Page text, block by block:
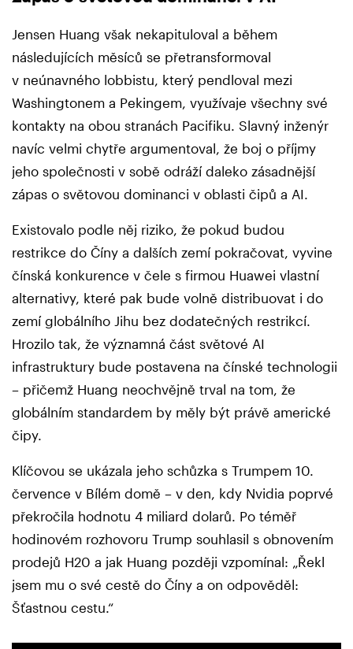
Jensen Huang však nekapituloval a během
následujících měsíců se přetransformoval
v neúnavného lobbistu, který pendloval mezi
Washingtonem a Pekingem, využívaje všechny své
kontakty na obou stranách Pacifiku. Slavný inženýr
navíc velmi chytře argumentoval, že boj o příjmy
jeho společnosti v sobě odráží daleko zásadnější
zápas o světovou dominanci v oblasti čipů a AI.
Existovalo podle něj riziko, že pokud budou
restrikce do Číny a dalších zemí pokračovat, vyvine
čínská konkurence v čele s firmou Huawei vlastní
alternativy, které pak bude volně distribuovat i do
zemí globálního Jihu bez dodatečných restrikcí.
Hrozilo tak, že významná část světové AI
infrastruktury bude postavena na čínské technologii
– přičemž Huang neochvějně trval na tom, že
globálním standardem by měly být právě americké
čipy.
Klíčovou se ukázala jeho schůzka s Trumpem 10.
července v Bílém domě – v den, kdy Nvidia poprvé
překročila hodnotu 4 miliard dolarů. Po téměř
hodinovém rozhovoru Trump souhlasil s obnovením
prodejů H20 a jak Huang později vzpomínal: „Řekl
jsem mu o své cestě do Číny a on odpověděl:
Šťastnou cestu.“